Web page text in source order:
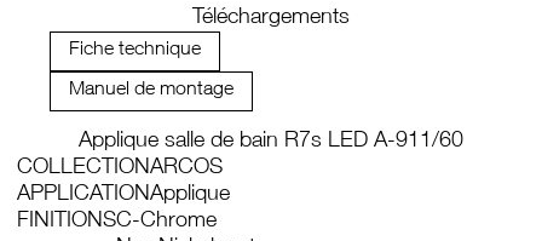
Téléchargements
Fiche technique
Manuel de montage
Applique salle de bain R7s LED A-911/60
COLLECTIONARCOS
APPLICATIONApplique
FINITIONSC-Chrome